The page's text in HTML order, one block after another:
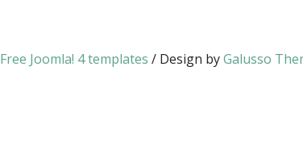
Free Joomla! 4 templates / Design byGalusso